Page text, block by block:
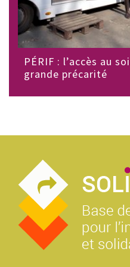
PÉRIF : l’accès au
grande précarité